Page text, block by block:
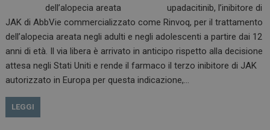
upadacitinib, l’inibitore di
JAK di AbbVie commercializzato come Rinvoq, per il trattamento
dell’alopecia areata negli adulti e negli adolescenti a partire dai 12
anni di età. Il via libera è arrivato in anticipo rispetto alla decisione
attesa negli Stati Uniti e rende il farmaco il terzo inibitore di JAK
autorizzato in Europa per questa indicazione,…
LEGGI